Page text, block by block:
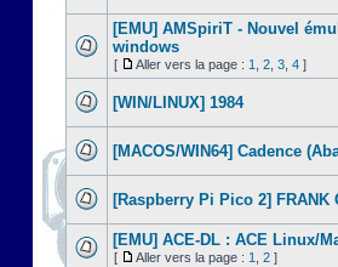
[EMU] AMSpiriT - Nouvel
windows
[ Aller vers la page : 1 2 3 4 ]
[WIN/LINUX] 1984
[MACOS/WIN64] Cadence
[Raspberry Pi Pico 2] FRANK
[EMU] ACE-DL : ACE Linux/
[ Aller vers la page : 1 2 ]